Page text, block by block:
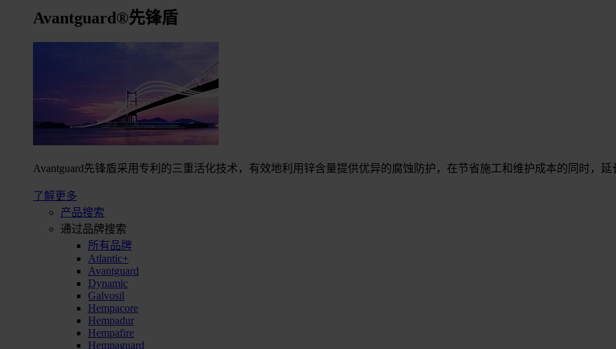
Avantguard®先锋盾
Avantguard先锋盾采用专利的三重活化技术，有效地利用锌含量提供优异的腐蚀防护，在节省施工和维护成本的同时，延
了解更多
产品搜索
通过品牌搜索
所有品牌
Atlantic+
Avantguard
Dynamic
Galvosil
Hempacore
Hempadur
Hempafire
Hempaguard